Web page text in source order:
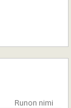
Runon nimi